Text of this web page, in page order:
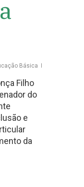
Básica
Filho
do
e
da